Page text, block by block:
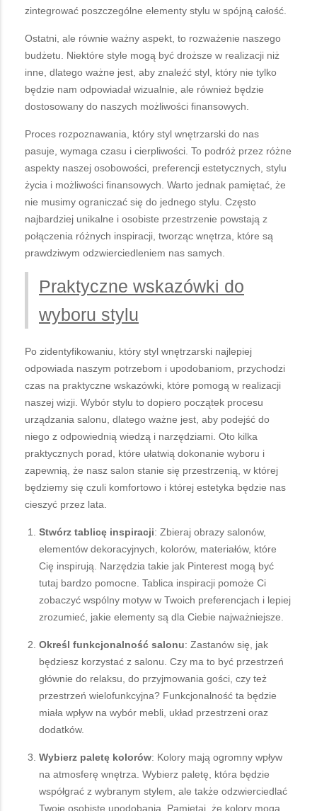
zintegrować poszczególne elementy stylu w spójną całość.
Ostatni, ale równie ważny aspekt, to rozważenie naszego
budżetu. Niektóre style mogą być droższe w realizacji niż
inne, dlatego ważne jest, aby znaleźć styl, który nie tylko
będzie nam odpowiadał wizualnie, ale również będzie
dostosowany do naszych możliwości finansowych.
Proces rozpoznawania, który styl wnętrzarski do nas
pasuje, wymaga czasu i cierpliwości. To podróż przez różne
aspekty naszej osobowości, preferencji estetycznych, stylu
życia i możliwości finansowych. Warto jednak pamiętać, że
nie musimy ograniczać się do jednego stylu. Często
najbardziej unikalne i osobiste przestrzenie powstają z
połączenia różnych inspiracji, tworząc wnętrza, które są
prawdziwym odzwierciedleniem nas samych.
Praktyczne wskazówki do
wyboru stylu
Po zidentyfikowaniu, który styl wnętrzarski najlepiej
odpowiada naszym potrzebom i upodobaniom, przychodzi
czas na praktyczne wskazówki, które pomogą w realizacji
naszej wizji. Wybór stylu to dopiero początek procesu
urządzania salonu, dlatego ważne jest, aby podejść do
niego z odpowiednią wiedzą i narzędziami. Oto kilka
praktycznych porad, które ułatwią dokonanie wyboru i
zapewnią, że nasz salon stanie się przestrzenią, w której
będziemy się czuli komfortowo i której estetyka będzie nas
cieszyć przez lata.
Stwórz tablicę inspiracji: Zbieraj obrazy salonów,
elementów dekoracyjnych, kolorów, materiałów, które
Cię inspirują. Narzędzia takie jak Pinterest mogą być
tutaj bardzo pomocne. Tablica inspiracji pomoże Ci
zobaczyć wspólny motyw w Twoich preferencjach i lepiej
zrozumieć, jakie elementy są dla Ciebie najważniejsze.
Określ funkcjonalność salonu: Zastanów się, jak
będziesz korzystać z salonu. Czy ma to być przestrzeń
głównie do relaksu, do przyjmowania gości, czy też
przestrzeń wielofunkcyjna? Funkcjonalność ta będzie
miała wpływ na wybór mebli, układ przestrzeni oraz
dodatków.
Wybierz paletę kolorów: Kolory mają ogromny wpływ
na atmosferę wnętrza. Wybierz paletę, która będzie
współgrać z wybranym stylem, ale także odzwierciedlać
Twoje osobiste upodobania. Pamiętaj, że kolory mogą